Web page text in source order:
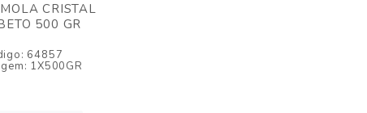
CRISTAL
500 GR
64857
1X500GR